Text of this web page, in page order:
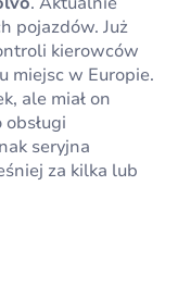
pojazdów. Już
kierowców
miejsc w Europie.
ale miał on
seryjna
za kilka lub